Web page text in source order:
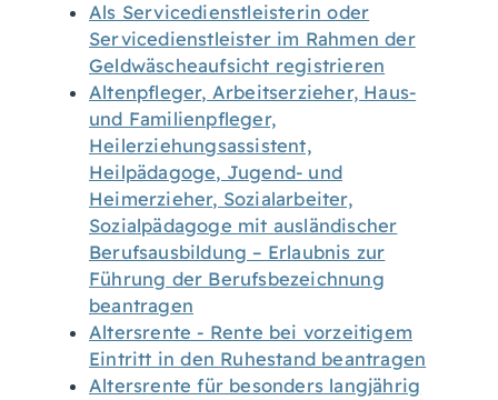
Als Servicedienstleisterin oder
Servicedienstleister im Rahmen der
Geldwäscheaufsicht registrieren
Altenpfleger, Arbeitserzieher, Haus-
und Familienpfleger,
Heilerziehungsassistent,
Heilpädagoge, Jugend- und
Heimerzieher, Sozialarbeiter,
Sozialpädagoge mit ausländischer
Berufsausbildung – Erlaubnis zur
Führung der Berufsbezeichnung
beantragen
Altersrente - Rente bei vorzeitigem
Eintritt in den Ruhestand beantragen
Altersrente für besonders langjährig